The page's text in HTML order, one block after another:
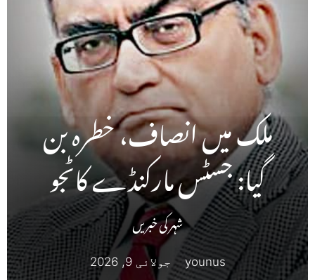
ملک میں انصاف، خطرہ بن
گیا: جسٹس مارکنڈے کاٹجو
شہر کی خبریں
younus جولائی 9, 2026